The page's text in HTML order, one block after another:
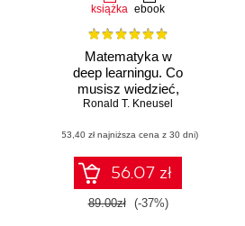
książka ebook
Matematyka w
deep learningu. Co
musisz wiedzieć,
aby zrozumieć
Ronald T. Kneusel
(53,40 zł najniższa cena z 30 dni)
56.07 zł
89.00zł (-37%)